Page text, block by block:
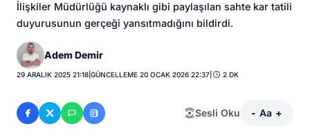
İlişkiler Müdürlüğü kaynaklı gibi paylaşılan sahte kar tatili
duyurusunun gerçeği yansıtmadığını bildirdi.
Adem Demir
29 ARALIK 2025 21:18 |GÜNCELLEME 20 OCAK 2026 22:37 2 DK
Sesli Oku - Aa +